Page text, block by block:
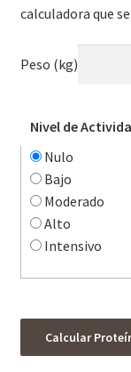
calculadora que
Peso (kg)
Nivel de
Nulo
Bajo
Moderado
Alto
Intensivo
Calcular